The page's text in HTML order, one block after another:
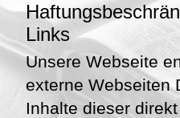
Links
Unsere Webseite
externe Webseiten
Inhalte dieser